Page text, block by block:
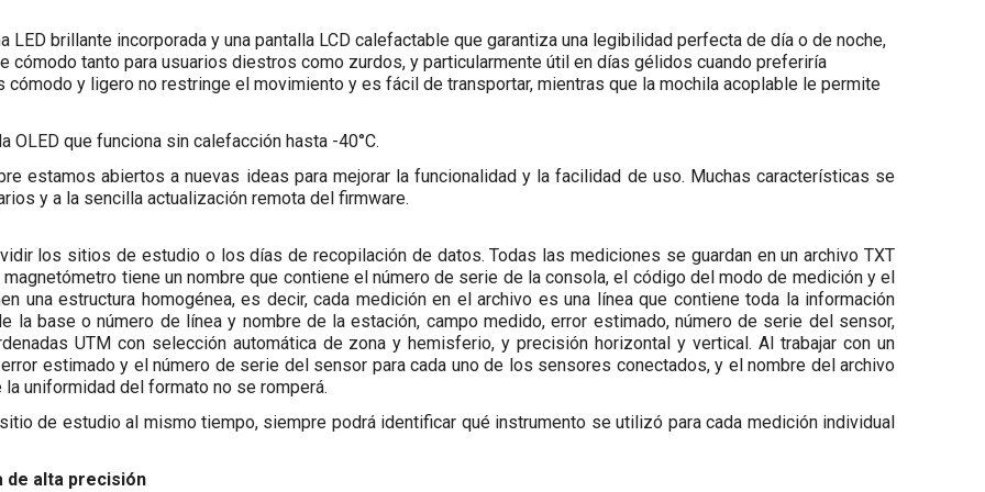
LED brillante incorporada y una pantalla LCD calefactable que garantiza una legibilidad perfecta de día o de noche,
cómodo tanto para usuarios diestros como zurdos, y particularmente útil en días gélidos cuando preferiría
cómodo y ligero no restringe el movimiento y es fácil de transportar, mientras que la mochila acoplable le permite
OLED que funciona sin calefacción hasta -40°C.
estamos abiertos a nuevas ideas para mejorar la funcionalidad y la facilidad de uso. Muchas características se
y a la sencilla actualización remota del firmware.
los sitios de estudio o los días de recopilación de datos. Todas las mediciones se guardan en un archivo TXT
tiene un nombre que contiene el número de serie de la consola, el código del modo de medición y el
una estructura homogénea, es decir, cada medición en el archivo es una línea que contiene toda la información
la base o número de línea y nombre de la estación, campo medido, error estimado, número de serie del sensor,
UTM con selección automática de zona y hemisferio, y precisión horizontal y vertical. Al trabajar con un
estimado y el número de serie del sensor para cada uno de los sensores conectados, y el nombre del archivo
uniformidad del formato no se romperá.
de estudio al mismo tiempo, siempre podrá identificar qué instrumento se utilizó para cada medición individual
de alta precisión